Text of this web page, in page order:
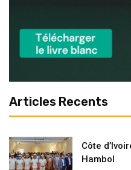
Articles Recents
Côte
Hambol